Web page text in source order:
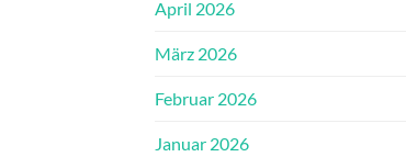
April 2026
März 2026
Februar 2026
Januar 2026